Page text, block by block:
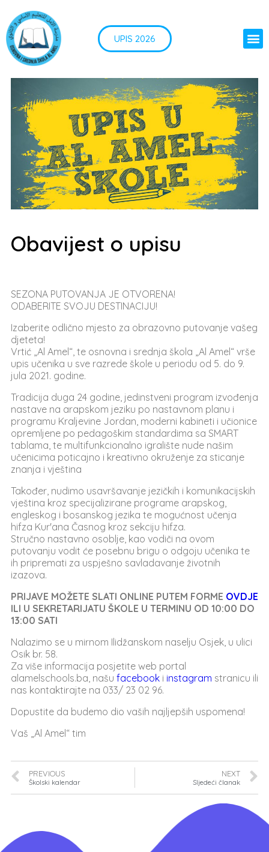
UPIS 2026
Obavijest o upisu
SEZONA PUTOVANJA JE OTVORENA!
ODABERITE SVOJU DESTINACIJU!
Izaberite odlično mjesto za obrazovno putovanje vašeg
djeteta!
Vrtić „Al Amel“, te osnovna i srednja škola „Al Amel“ vrše
upis učenika u sve razrede škole u periodu od 5. do 9.
jula 2021. godine.
Tradicija duga 24 godine, jedinstveni program izvođenja
nastave na arapskom jeziku po nastavnom planu i
programu Kraljevine Jordan, moderni kabineti i učionice
opremljene po pedagoškim standardima sa SMART
tablama, te multifunkcionalno igralište nude našim
učenicima poticajno i kreativno okruženje za sticanje
znanja i vještina
Također, nudimo usavršavanje jezičkih i komunikacijskih
vještina kroz specijalizirane programe arapskog,
engleskog i bosanskog jezika te mogućnost učenja
hifza Kur'ana Časnog kroz sekciju hifza.
Stručno nastavno osoblje, kao vodiči na ovom
putovanju vodit će posebnu brigu o odgoju učenika te
ih pripremati za uspješno savladavanje životnih
izazova.
PRIJAVE MOŽETE SLATI ONLINE PUTEM FORME OVDJE
ILI U SEKRETARIJATU ŠKOLE U TERMINU OD 10:00 DO
13:00 SATI
Nalazimo se u mirnom Ilidžanskom naselju Osjek, u ulici
Osik br. 58.
Za više informacija posjetite web portal
alamelschools.ba, našu facebook i instagram stranicu ili
nas kontaktirajte na 033/ 23 02 96.
Dopustite da budemo dio vaših najljepših uspomena!
Vaš „Al Amel“ tim
PREVIOUS
Školski kalendar
NEXT
Sljedeći članak